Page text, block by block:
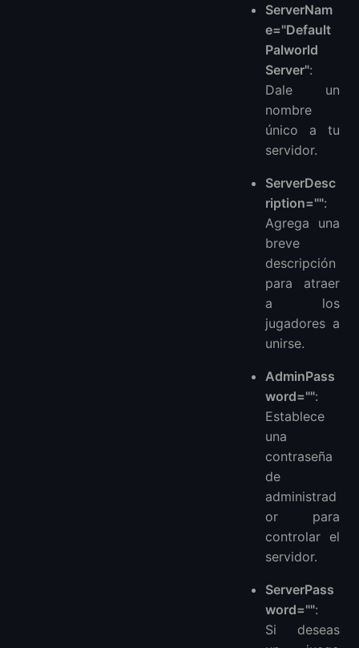
ServerNam
e="Default
Palworld
Server":
Dale un
nombre
único a tu
servidor.
ServerDesc
ription="":
Agrega una
breve
descripción
para atraer
a los
jugadores a
unirse.
AdminPass
word="":
Establece
una
contraseña
de
administrad
or para
controlar el
servidor.
ServerPass
word="":
Si deseas